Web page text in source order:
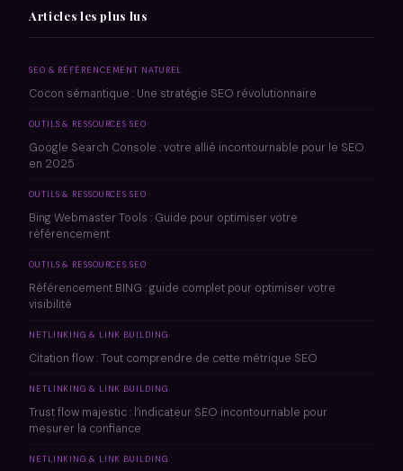
Articles les plus lus
SEO & RÉFÉRENCEMENT NATUREL
Cocon sémantique : Une stratégie SEO révolutionnaire
OUTILS & RESSOURCES SEO
Google Search Console : votre allié incontournable pour le SEO
en 2025
OUTILS & RESSOURCES SEO
Bing Webmaster Tools : Guide pour optimiser votre
référencement
OUTILS & RESSOURCES SEO
Référencement BING : guide complet pour optimiser votre
visibilité
NETLINKING & LINK BUILDING
Citation flow : Tout comprendre de cette métrique SEO
NETLINKING & LINK BUILDING
Trust flow majestic : l’indicateur SEO incontournable pour
mesurer la confiance
NETLINKING & LINK BUILDING